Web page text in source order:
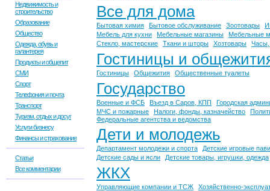
Недвижимость и
строительство
Образование
Общество
Одежда, обувь и
галантерея
Продукты и общепит
СМИ
Спорт
Телефония и почта
Транспорт
Туризм, отдых и досуг
Услуги бизнесу
Финансы и страхование
Статьи
Все комментарии
Все для дома
Бытовая химия Бытовое обслуживание Зоотовары
Мебель для кухни
Мебельные магазины
Мебельные
Стекло, мастерские
Ткани и шторы Хозтовары Часы,
Гостиницы и
Гостиницы Общежития Общественные туалеты
Государство
Военные и ФСБ Въезд в Саров, КПП
Городская
МЧС и пожарные
Налоги, фонды, казначейство
Федеральные агентства и ведомства
Дети и молодежь
Департамент молодежи и спорта
Детские игровые
Детские сады и ясли
Детские товары, игрушки, одежда
ЖКХ
Управляющие компании и ТСЖ Хозяйственно-